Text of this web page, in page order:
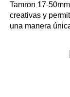
Tamron 17-
creativas y
una manera